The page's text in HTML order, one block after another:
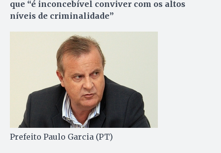
que “é inconcebível conviver com os altos
níveis de criminalidade”
Prefeito Paulo Garcia (PT)